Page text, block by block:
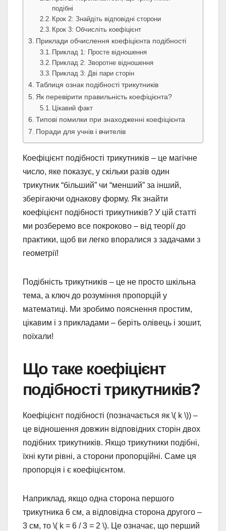
подібні
Крок 2: Знайдіть відповідні сторони
Крок 3: Обчисліть коефіцієнт
Приклади обчислення коефіцієнта подібності
Приклад 1: Просте відношення
Приклад 2: Зворотне відношення
Приклад 3: Дві пари сторін
Таблиця ознак подібності трикутників
Як перевірити правильність коефіцієнта?
Цікавий факт
Типові помилки при знаходженні коефіцієнта
Поради для учнів і вчителів
Коефіцієнт подібності трикутників – це магічне
число, яке показує, у скільки разів один
трикутник “більший” чи “менший” за інший,
зберігаючи однакову форму. Як знайти
коефіцієнт подібності трикутників? У цій статті
ми розберемо все покроково – від теорії до
практики, щоб ви легко впоралися з задачами з
геометрії!
Подібність трикутників – це не просто шкільна
тема, а ключ до розуміння пропорцій у
математиці. Ми зробимо пояснення простим,
цікавим і з прикладами – беріть олівець і зошит,
поїхали!
Що таке коефіцієнт
подібності трикутників?
Коефіцієнт подібності (позначається як \( k \)) –
це відношення довжин відповідних сторін двох
подібних трикутників. Якщо трикутники подібні,
їхні кути рівні, а сторони пропорційні. Саме ця
пропорція і є коефіцієнтом.
Наприклад, якщо одна сторона першого
трикутника 6 см, а відповідна сторона другого –
3 см, то \( k = 6 / 3 = 2 \). Це означає, що перший